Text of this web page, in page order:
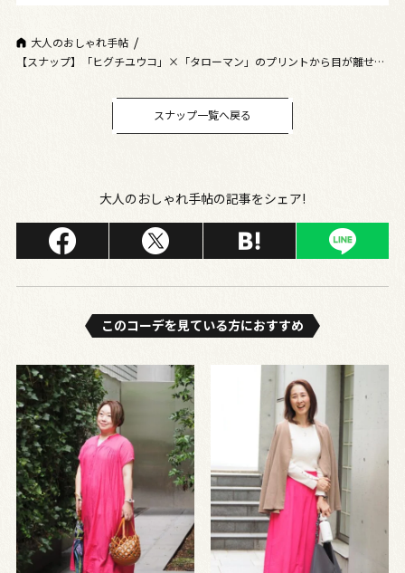
大人のおしゃれ手帖
【スナップ】「ヒグチユウコ」×「タローマン」のプリントから目が離せな
スナップ一覧へ戻る
大人のおしゃれ手帖の記事をシェア!
このコーデを⾒ている⽅におすすめ